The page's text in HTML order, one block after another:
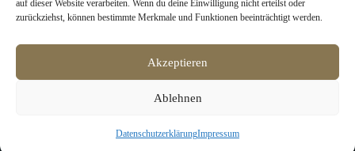
auf dieser Website verarbeiten. Wenn du deine Einwilligung nicht erteilst oder
zurückziehst, können bestimmte Merkmale und Funktionen beeinträchtigt werden.
Akzeptieren
Ablehnen
DatenschutzerklärungImpressum
Sonntag
AGB